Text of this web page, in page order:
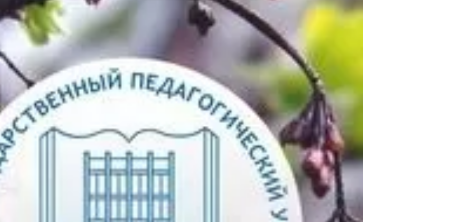
Что привезти (сувениры)
Как добраться
Люди, прославившие Алтай
Карты и буклеты
Видеогалерея
Фотогалерея